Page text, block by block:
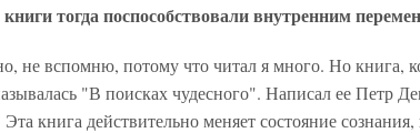
тогда поспособствовали внутренним
не вспомню, потому что читал я много. Но книга,
"В поисках чудесного". Написал ее Петр
книга действительно меняет состояние